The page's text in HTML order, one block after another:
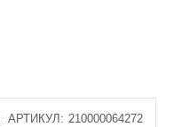
АРТИКУЛ: 210000064272